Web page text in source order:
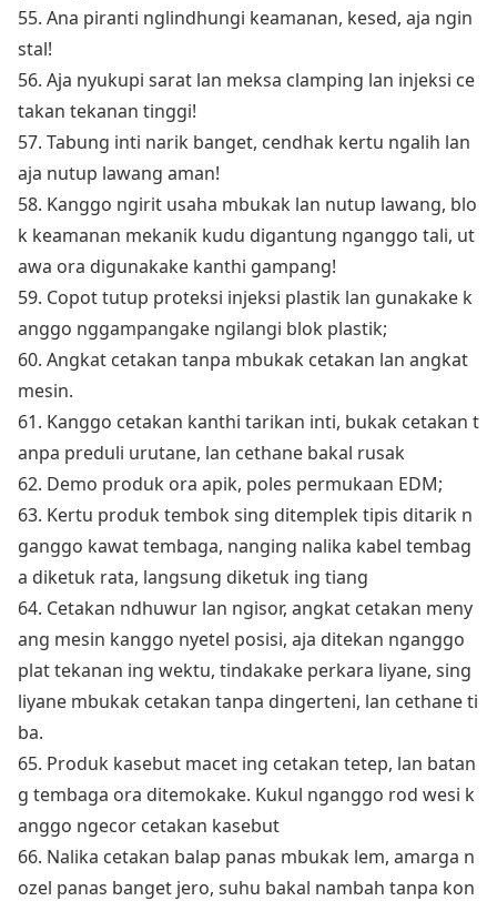
55. Ana piranti nglindhungi keamanan, kesed, aja ngin
stal!
56. Aja nyukupi sarat lan meksa clamping lan injeksi ce
takan tekanan tinggi!
57. Tabung inti narik banget, cendhak kertu ngalih lan
aja nutup lawang aman!
58. Kanggo ngirit usaha mbukak lan nutup lawang, blo
k keamanan mekanik kudu digantung nganggo tali, ut
awa ora digunakake kanthi gampang!
59. Copot tutup proteksi injeksi plastik lan gunakake k
anggo nggampangake ngilangi blok plastik;
60. Angkat cetakan tanpa mbukak cetakan lan angkat
mesin.
61. Kanggo cetakan kanthi tarikan inti, bukak cetakan t
anpa preduli urutane, lan cethane bakal rusak
62. Demo produk ora apik, poles permukaan EDM;
63. Kertu produk tembok sing ditemplek tipis ditarik n
ganggo kawat tembaga, nanging nalika kabel tembag
a diketuk rata, langsung diketuk ing tiang
64. Cetakan ndhuwur lan ngisor, angkat cetakan meny
ang mesin kanggo nyetel posisi, aja ditekan nganggo
plat tekanan ing wektu, tindakake perkara liyane, sing
liyane mbukak cetakan tanpa dingerteni, lan cethane ti
ba.
65. Produk kasebut macet ing cetakan tetep, lan batan
g tembaga ora ditemokake. Kukul nganggo rod wesi k
anggo ngecor cetakan kasebut
66. Nalika cetakan balap panas mbukak lem, amarga n
ozel panas banget jero, suhu bakal nambah tanpa kon